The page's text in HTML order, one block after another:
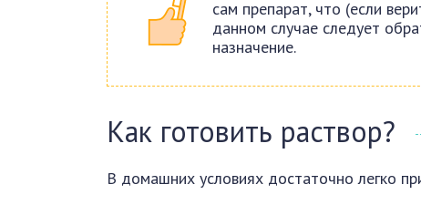
сам препарат, что (если
данном случае следует
назначение.
Как готовить раствор?
В домашних условиях достаточно легко